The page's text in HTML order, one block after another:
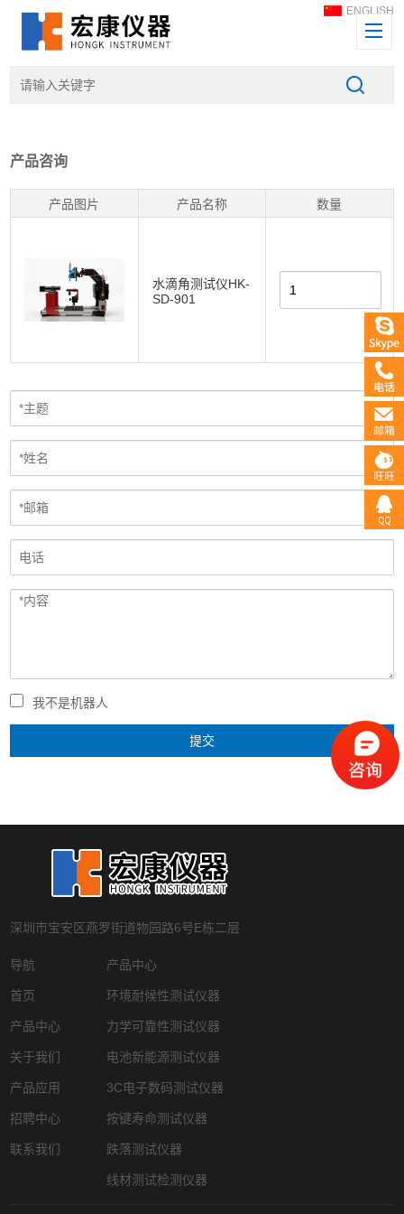
ENGLISH
产品咨询
产品图片 产品名称
水滴角测试仪HK-
SD-901​
数量
我不是机器人
深圳市宝安区燕罗街道物园路6号E栋二层
导航
首页
产品中心
关于我们
产品应用
招聘中心
联系我们
产品中心
环境耐候性测试仪器
力学可靠性测试仪器
电池新能源测试仪器
3C电子数码测试仪器
按键寿命测试仪器
跌落测试仪器
线材测试检测仪器